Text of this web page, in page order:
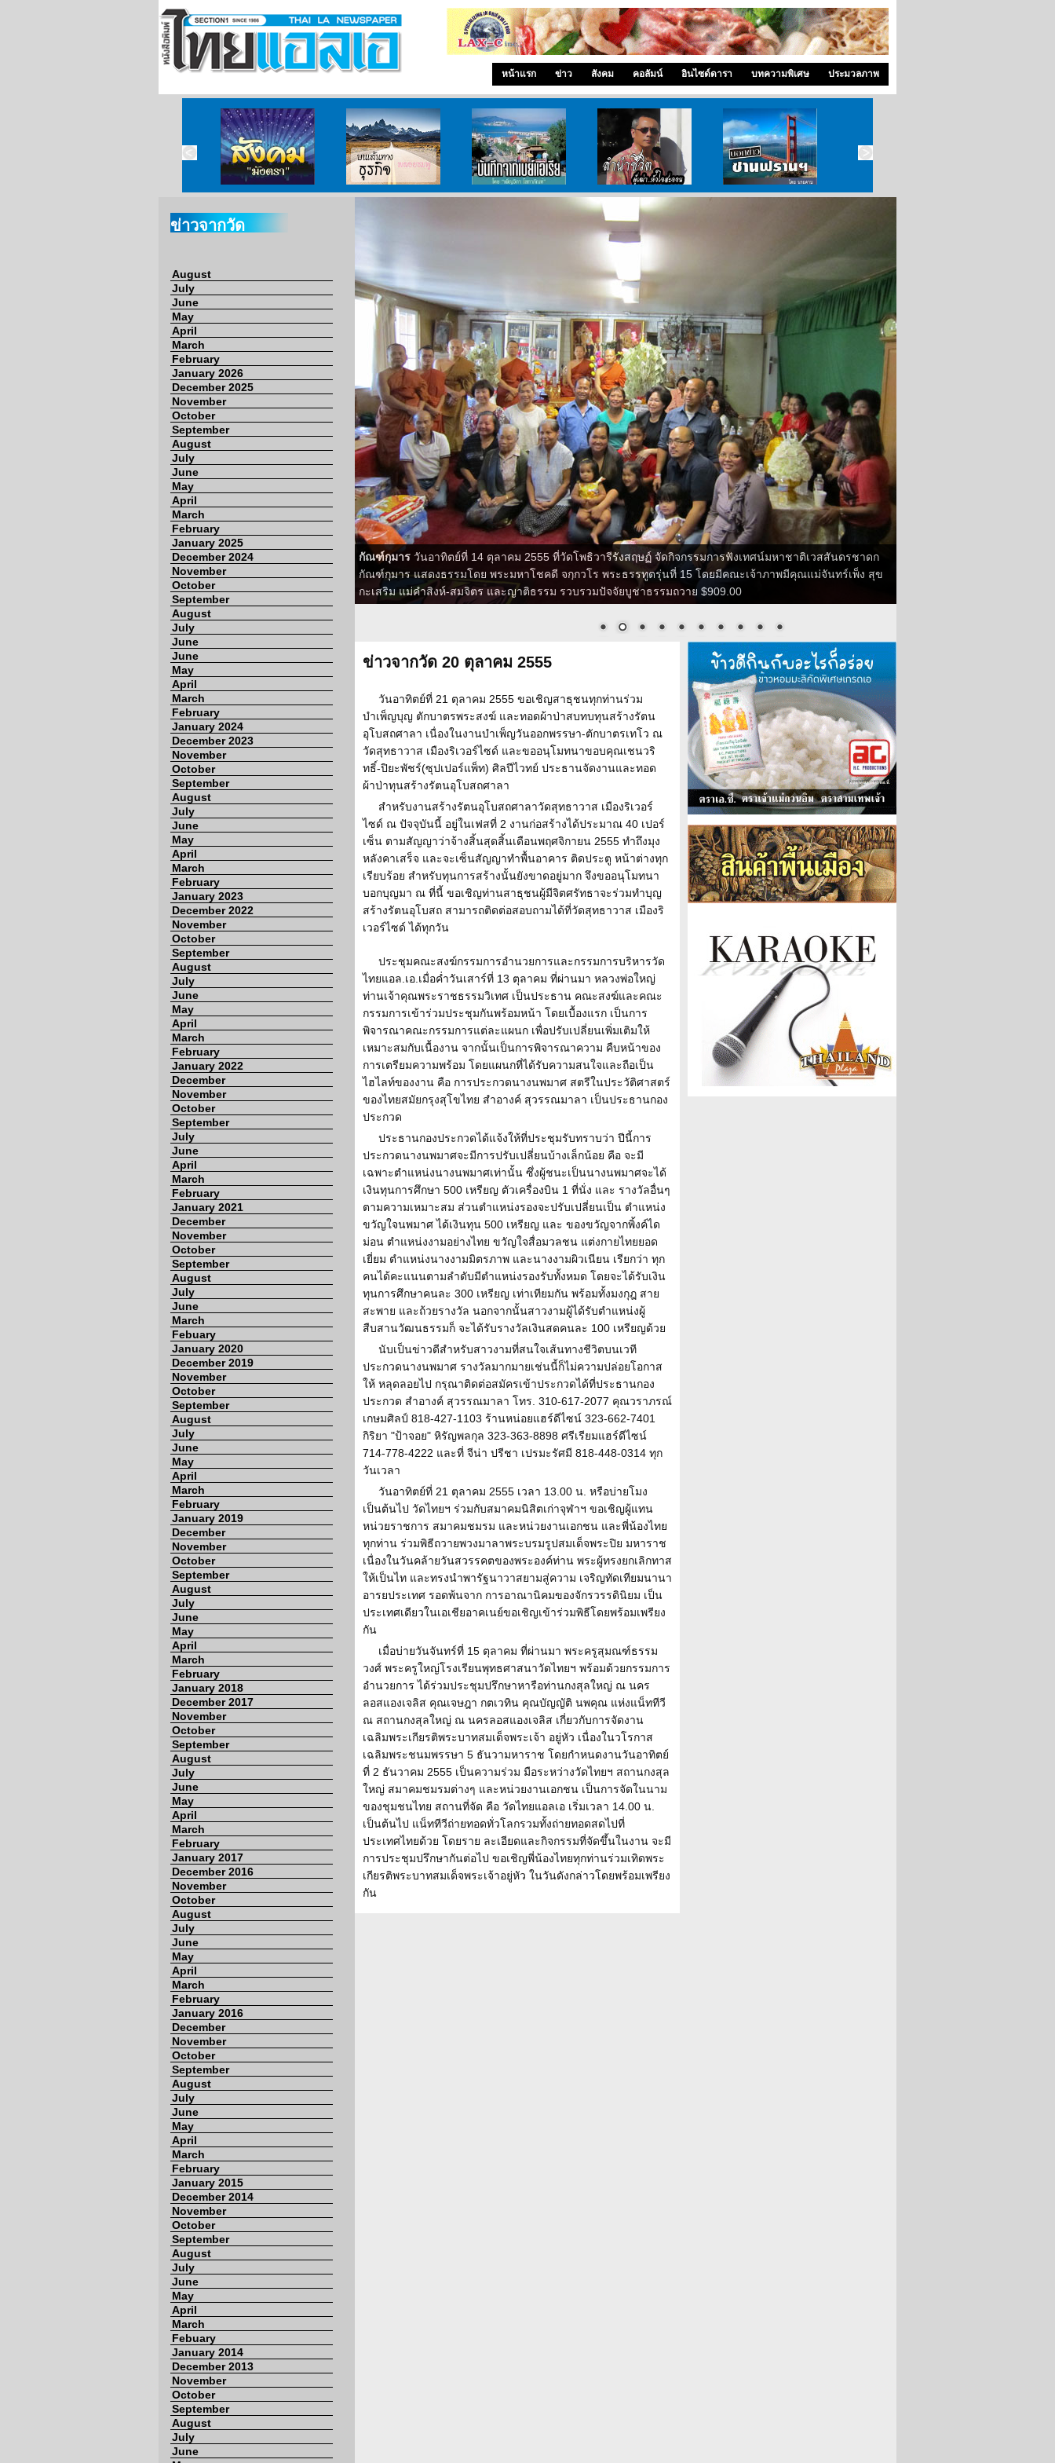
หน้าแรก ข่าว สังคม คอลัมน์ อินไซด์ดารา บทความพิเศษ ประมวลภาพ
สังคมมังตรา บนเส้นทางธุรกิจ บันทึกจากเบย์เอเรีย ลำนำ..ชีวิต บอกข่าว ซานฟราน ท่องไปใน San Francisco
ข่าวจากวัด
August
July
June
May
April
March
February
January 2026
December 2025
November
October
September
August
July
June
May
April
March
February
January 2025
December 2024
November
October
September
August
July
June
June
May
April
March
February
January 2024
December 2023
November
October
September
August
July
June
May
April
March
February
January 2023
December 2022
November
October
September
August
July
June
May
April
March
February
January 2022
December
November
October
September
July
June
April
March
February
January 2021
December
November
October
September
August
July
June
March
Febuary
January 2020
December 2019
November
October
September
August
July
June
May
April
March
February
January 2019
December
November
October
September
August
July
June
May
April
March
February
January 2018
December 2017
November
October
September
August
July
June
May
April
March
February
January 2017
December 2016
November
October
August
July
June
May
April
March
February
January 2016
December
November
October
September
August
July
June
May
April
March
February
January 2015
December 2014
November
October
September
August
July
June
May
April
March
Febuary
January 2014
December 2013
November
October
September
August
July
June
กัณฑ์กุมาร วันอาทิตย์ที่ 14 ตุลาคม 2555 ที่วัดโพธิวารีรังสฤษฏ์ จัดกิจกรรมการฟังเทศน์มหาชาติเวสสันดรชาดก
กัณฑ์กุมาร แสดงธรรมโดย พระมหาโชคดี จกฺกวโร พระธรรทูตรุ่นที่ 15 โดยมีคณะเจ้าภาพมีคุณแม่จันทร์เพ็ง สุข
กะเสริม แม่คำสิงห์-สมจิตร และญาติธรรม รวบรวมปัจจัยบูชาธรรมถวาย $909.00
ข่าวจากวัด 20 ตุลาคม 2555
วันอาทิตย์ที่ 21 ตุลาคม 2555 ขอเชิญสาธุชนทุกท่านร่วม
บำเพ็ญบุญ ตักบาตรพระสงฆ์ และทอดผ้าป่าสบทบทุนสร้างรัตน
อุโบสถศาลา เนื่องในงานบำเพ็ญวันออกพรรษา-ตักบาตรเทโว ณ
วัดสุทธาวาส เมืองริเวอร์ไซด์ และขออนุโมทนาขอบคุณเชนวริ
ทธิ์-ปิยะพัชร์(ซุปเปอร์แพ็ท) ศิลปีไวทย์ ประธานจัดงานและทอด
ผ้าป่าทุนสร้างรัตนอุโบสถศาลา
สำหรับงานสร้างรัตนอุโบสถศาลาวัดสุทธาวาส เมืองริเวอร์
ไซด์ ณ ปัจจุบันนี้ อยู่ในเฟสที่ 2 งานก่อสร้างได้ประมาณ 40 เปอร์
เซ็น ตามสัญญาว่าจ้างสิ้นสุดสิ้นเดือนพฤศจิกายน 2555 ทำถึงมุง
หลังคาเสร็จ และจะเซ็นสัญญาทำพื้นอาคาร ติดประตู หน้าต่างทุก
เรียบร้อย สำหรับทุนการสร้างนั้นยังขาดอยู่มาก จึงขออนุโมทนา
บอกบุญมา ณ ที่นี้ ขอเชิญท่านสาธุชนผู้มีจิตศรัทธาจะร่วมทำบุญ
สร้างรัตนอุโบสถ สามารถติดต่อสอบถามได้ที่วัดสุทธาวาส เมืองริ
เวอร์ไซด์ ได้ทุกวัน
ประชุมคณะสงฆ์กรรมการอำนวยการและกรรมการบริหารวัด
ไทยแอล.เอ.เมื่อค่ำวันเสาร์ที่ 13 ตุลาคม ที่ผ่านมา หลวงพ่อใหญ่
ท่านเจ้าคุณพระราชธรรมวิเทศ เป็นประธาน คณะสงฆ์และคณะ
กรรมการเข้าร่วมประชุมกันพร้อมหน้า โดยเบื้องแรก เป็นการ
พิจารณาคณะกรรมการแต่ละแผนก เพื่อปรับเปลี่ยนเพิ่มเติมให้
เหมาะสมกับเนื้องาน จากนั้นเป็นการพิจารณาความ คืบหน้าของ
การเตรียมความพร้อม โดยแผนกที่ได้รับความสนใจและถือเป็น
ไฮไลท์ของงาน คือ การประกวดนางนพมาศ สตรีในประวัติศาสตร์
ของไทยสมัยกรุงสุโขไทย สำอางค์ สุวรรณมาลา เป็นประธานกอง
ประกวด
ประธานกองประกวดได้แจ้งให้ที่ประชุมรับทราบว่า ปีนี้การ
ประกวดนางนพมาศจะมีการปรับเปลี่ยนบ้างเล็กน้อย คือ จะมี
เฉพาะตำแหน่งนางนพมาศเท่านั้น ซึ่งผู้ชนะเป็นนางนพมาศจะได้
เงินทุนการศึกษา 500 เหรียญ ตัวเครื่องบิน 1 ที่นั่ง และ รางวัลอื่นๆ
ตามความเหมาะสม ส่วนตำแหน่งรองจะปรับเปลี่ยนเป็น ตำแหน่ง
ขวัญใจนพมาศ ได้เงินทุน 500 เหรียญ และ ของขวัญจากพิ้งค์ได
ม่อน ตำแหน่งงามอย่างไทย ขวัญใจสื่อมวลชน แต่งกายไทยยอด
เยี่ยม ตำแหน่งนางงามมิตรภาพ และนางงามผิวเนียน เรียกว่า ทุก
คนได้คะแนนตามลำดับมีตำแหน่งรองรับทั้งหมด โดยจะได้รับเงิน
ทุนการศึกษาคนละ 300 เหรียญ เท่าเทียมกัน พร้อมทั้งมงกุฎ สาย
สะพาย และถ้วยรางวัล นอกจากนั้นสาวงามผู้ได้รับตำแหน่งผู้
สืบสานวัฒนธรรมก็ จะได้รับรางวัลเงินสดคนละ 100 เหรียญด้วย
นับเป็นข่าวดีสำหรับสาวงามที่สนใจเส้นทางชีวิตบนเวที
ประกวดนางนพมาศ รางวัลมากมายเช่นนี้ก็ไม่ความปล่อยโอกาส
ให้ หลุดลอยไป กรุณาติดต่อสมัครเข้าประกวดได้ที่ประธานกอง
ประกวด สำอางค์ สุวรรณมาลา โทร. 310-617-2077 คุณวราภรณ์
เกษมศิลป์ 818-427-1103 ร้านหน่อยแฮร์ดีไซน์ 323-662-7401
กิริยา "ป้าจอย" หิรัญพลกุล 323-363-8898 ศรีเรียมแฮร์ดีไซน์
714-778-4222 และที่ จีน่า ปรีชา เปรมะรัศมี 818-448-0314 ทุก
วันเวลา
วันอาทิตย์ที่ 21 ตุลาคม 2555 เวลา 13.00 น. หรือบ่ายโมง
เป็นต้นไป วัดไทยฯ ร่วมกับสมาคมนิสิตเก่าจุฬาฯ ขอเชิญผู้แทน
หน่วยราชการ สมาคมชมรม และหน่วยงานเอกชน และพี่น้องไทย
ทุกท่าน ร่วมพิธีถวายพวงมาลาพระบรมรูปสมเด็จพระปิย มหาราช
เนื่องในวันคล้ายวันสวรรคตของพระองค์ท่าน พระผู้ทรงยกเลิกทาส
ให้เป็นไท และทรงนำพารัฐนาวาสยามสู่ความ เจริญทัดเทียมนานา
อารยประเทศ รอดพ้นจาก การอาณานิคมของจักรวรรดินิยม เป็น
ประเทศเดียวในเอเชียอาคเนย์ขอเชิญเข้าร่วมพิธีโดยพร้อมเพรียง
กัน
เมื่อบ่ายวันจันทร์ที่ 15 ตุลาคม ที่ผ่านมา พระครูสุมณฑ์ธรรม
วงศ์ พระครูใหญ่โรงเรียนพุทธศาสนาวัดไทยฯ พร้อมด้วยกรรมการ
อำนวยการ ได้ร่วมประชุมปรึกษาหารือท่านกงสุลใหญ่ ณ นคร
ลอสแองเจลิส คุณเจษฎา กตเวทิน คุณบัญญัติ นพคุณ แห่งแน็ททีวี
ณ สถานกงสุลใหญ่ ณ นครลอสแองเจลิส เกี่ยวกับการจัดงาน
เฉลิมพระเกียรติพระบาทสมเด็จพระเจ้า อยู่หัว เนื่องในวโรกาส
เฉลิมพระชนมพรรษา 5 ธันวามหาราช โดยกำหนดงานวันอาทิตย์
ที่ 2 ธันวาคม 2555 เป็นความร่วม มือระหว่างวัดไทยฯ สถานกงสุล
ใหญ่ สมาคมชมรมต่างๆ และหน่วยงานเอกชน เป็นการจัดในนาม
ของชุมชนไทย สถานที่จัด คือ วัดไทยแอลเอ เริ่มเวลา 14.00 น.
เป็นต้นไป แน็ททีวีถ่ายทอดทั่วโลกรวมทั้งถ่ายทอดสดไปที่
ประเทศไทยด้วย โดยราย ละเอียดและกิจกรรมที่จัดขึ้นในงาน จะมี
การประชุมปรึกษากันต่อไป ขอเชิญพี่น้องไทยทุกท่านร่วมเทิดพระ
เกียรติพระบาทสมเด็จพระเจ้าอยู่หัว ในวันดังกล่าวโดยพร้อมเพรียง
กัน